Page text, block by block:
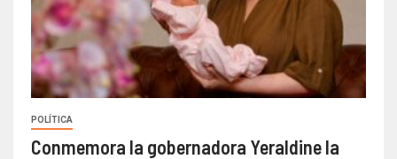
POLÍTICA
Conmemora la gobernadora Yeraldine la